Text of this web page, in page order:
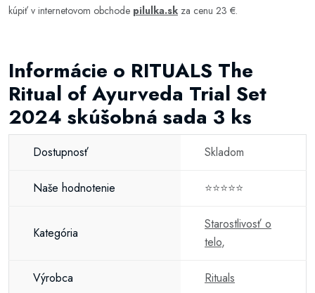
kúpiť v internetovom obchode pilulka.sk za cenu 23 €.
Informácie o RITUALS The
Ritual of Ayurveda Trial Set
2024 skúšobná sada 3 ks
Dostupnosť Skladom
Naše hodnotenie ⭐⭐⭐⭐⭐
Kategória
Starostlivosť o
telo,
Výrobca Rituals